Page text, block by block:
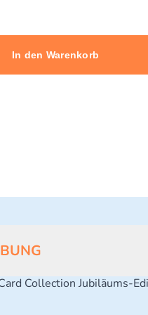
quantity: 3
In den Warenkorb
Collection Jubiläums-